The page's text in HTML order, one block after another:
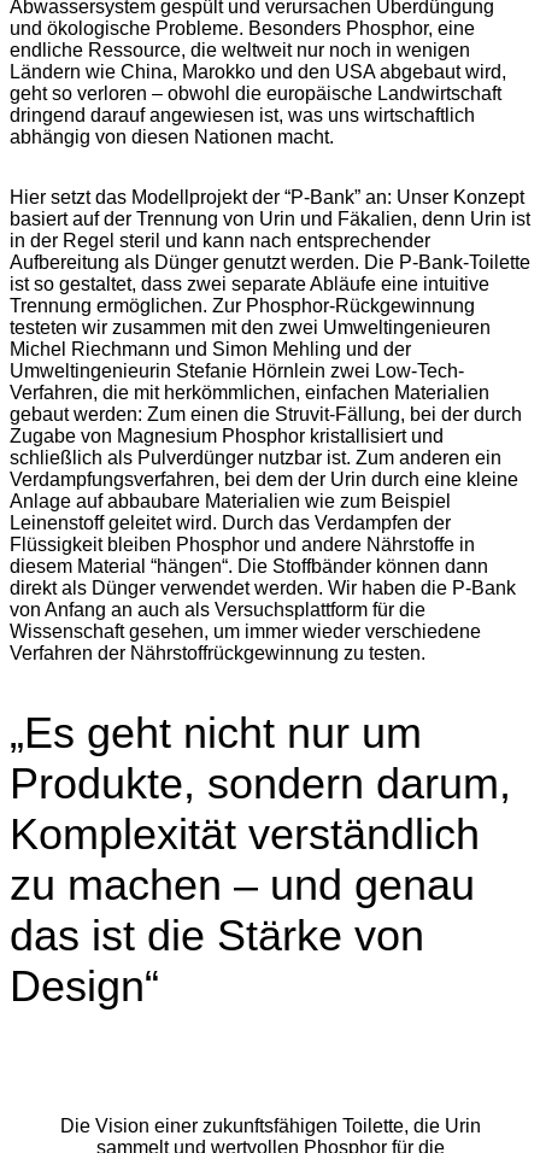
Abwassersystem gespült und verursachen Überdüngung
und ökologische Probleme. Besonders Phosphor, eine
endliche Ressource, die weltweit nur noch in wenigen
Ländern wie China, Marokko und den USA abgebaut wird,
geht so verloren – obwohl die europäische Landwirtschaft
dringend darauf angewiesen ist, was uns wirtschaftlich
abhängig von diesen Nationen macht.
Hier setzt das Modellprojekt der “P-Bank” an: Unser Konzept
basiert auf der Trennung von Urin und Fäkalien, denn Urin ist
in der Regel steril und kann nach entsprechender
Aufbereitung als Dünger genutzt werden. Die P-Bank-Toilette
ist so gestaltet, dass zwei separate Abläufe eine intuitive
Trennung ermöglichen. Zur Phosphor-Rückgewinnung
testeten wir zusammen mit den zwei Umweltingenieuren
Michel Riechmann und Simon Mehling und der
Umweltingenieurin Stefanie Hörnlein zwei Low-Tech-
Verfahren, die mit herkömmlichen, einfachen Materialien
gebaut werden: Zum einen die Struvit-Fällung, bei der durch
Zugabe von Magnesium Phosphor kristallisiert und
schließlich als Pulverdünger nutzbar ist. Zum anderen ein
Verdampfungsverfahren, bei dem der Urin durch eine kleine
Anlage auf abbaubare Materialien wie zum Beispiel
Leinenstoff geleitet wird. Durch das Verdampfen der
Flüssigkeit bleiben Phosphor und andere Nährstoffe in
diesem Material “hängen“. Die Stoffbänder können dann
direkt als Dünger verwendet werden. Wir haben die P-Bank
von Anfang an auch als Versuchsplattform für die
Wissenschaft gesehen, um immer wieder verschiedene
Verfahren der Nährstoffrückgewinnung zu testen.
„Es geht nicht nur um
Produkte, sondern darum,
Komplexität verständlich
zu machen – und genau
das ist die Stärke von
Design“
Die Vision einer zukunftsfähigen Toilette, die Urin
sammelt und wertvollen Phosphor für die